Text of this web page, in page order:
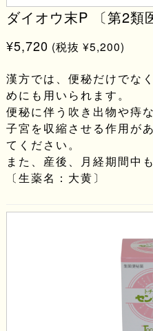
ダイオウ末P 〔第2類
¥5,720 (税抜 ¥5,200)
漢方では、便秘だけでな
めにも用いられます。
便秘に伴う吹き出物や痔
子宮を収縮させる作用が
てください。
また、産後、月経期間中
〔生薬名：大黄〕